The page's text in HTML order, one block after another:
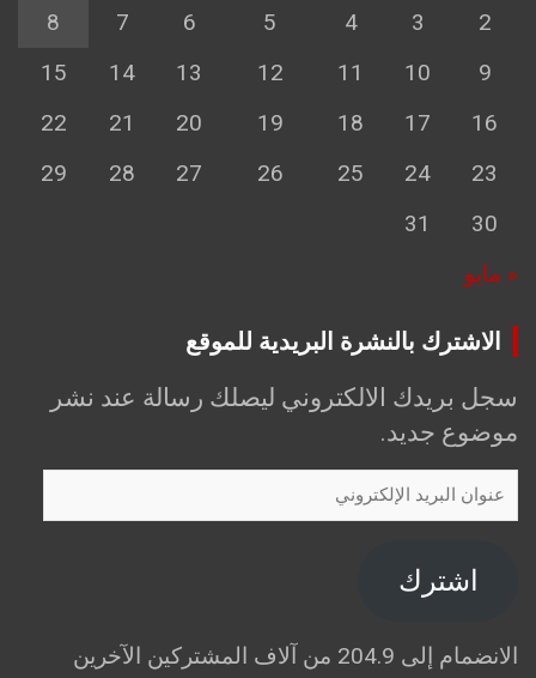
2
3
4
5
6
7
8
9
10
11
12
13
14
15
16
17
18
19
20
21
22
23
24
25
26
27
28
29
30
31
« مايو
الاشترك بالنشرة البريدية للموقع
سجل بريدك الالكتروني ليصلك رسالة عند نشر
موضوع جديد.
عنوان
البريد
اشترك
الانضمام إلى 204.9 من آلاف المشتركين الآخرين